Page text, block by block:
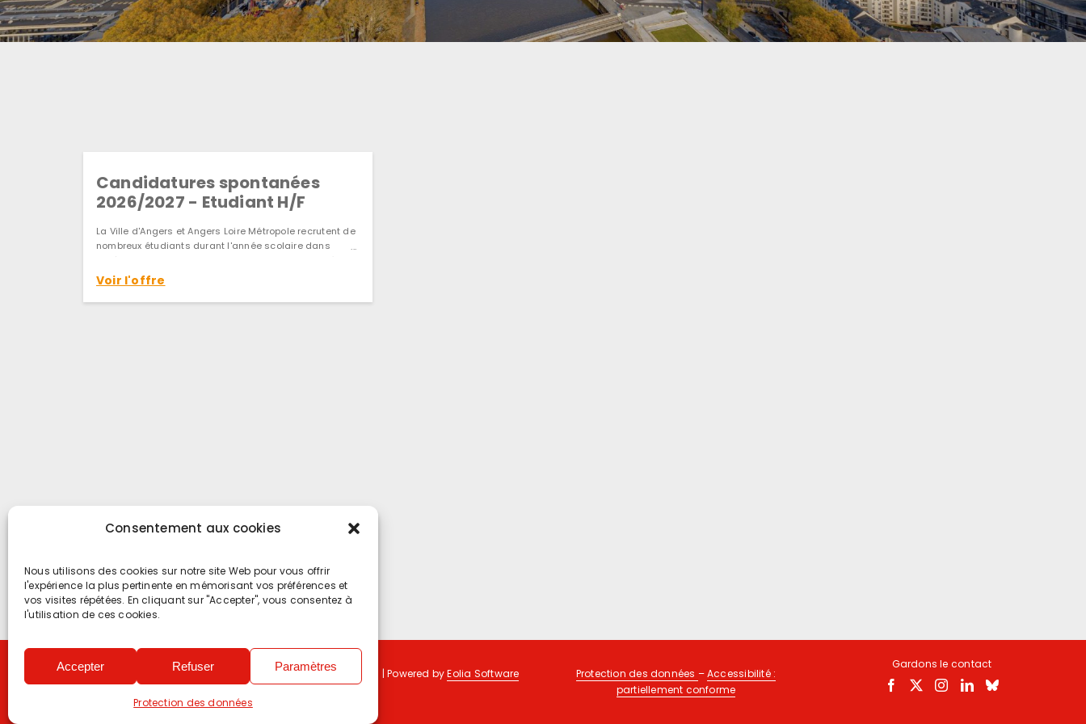
Consentement aux cookies
Nous utilisons des cookies sur notre site Web pour vous offrir
l'expérience la plus pertinente en mémorisant vos préférences et
vos visites répétées. En cliquant sur "Accepter", vous consentez à
l'utilisation de ces cookies.
Accepter Refuser Paramètres
Protection des données
Candidatures spontanées
2026/2027 - Etudiant H/F
La Ville d'Angers et Angers Loire Métropole recrutent de
nombreux étudiants durant l'année scolaire dans
différents domaines. Aucune offre ne correspond à
votre recherche d'emploi, vous pouvez déposer ici votre
CV et lettre de motivation.
Voir l'offre
Copyright 2025 | Powered byEolia Software Protection des données –Accessibilité :
partiellement conforme
Gardons le contact